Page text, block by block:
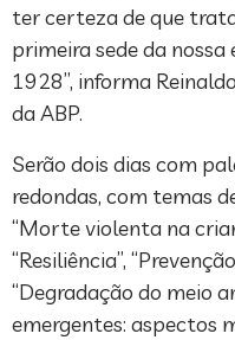
ter certeza de que
primeira sede da
1928”, informa
da ABP.
Serão dois dias com
redondas, com temas
“Morte violenta na
“Resiliência”,
“Degradação do meio
emergentes: aspectos